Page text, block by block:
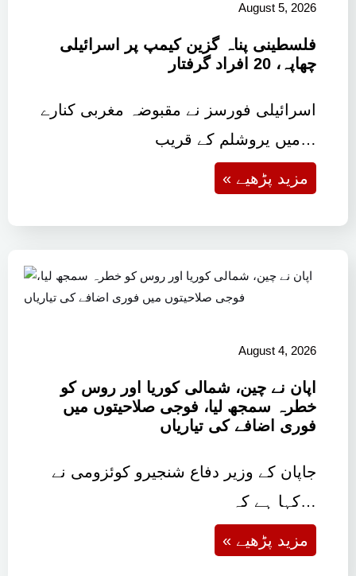
August 5, 2026
فلسطینی پناہ گزین کیمپ پر اسرائیلی
چھاپہ، 20 افراد گرفتار
اسرائیلی فورسز نے مقبوضہ مغربی کنارے
میں یروشلم کے قریب…
« مزید پڑھیے
August 4, 2026
اپان نے چین، شمالی کوریا اور روس کو
خطرہ سمجھ لیا، فوجی صلاحیتوں میں
فوری اضافے کی تیاریاں
جاپان کے وزیر دفاع شنجیرو کوئزومی نے
کہا ہے کہ…
« مزید پڑھیے